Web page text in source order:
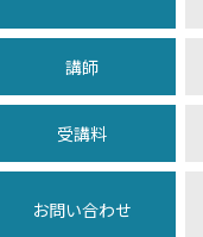
講師
受講料
お問い合わせ